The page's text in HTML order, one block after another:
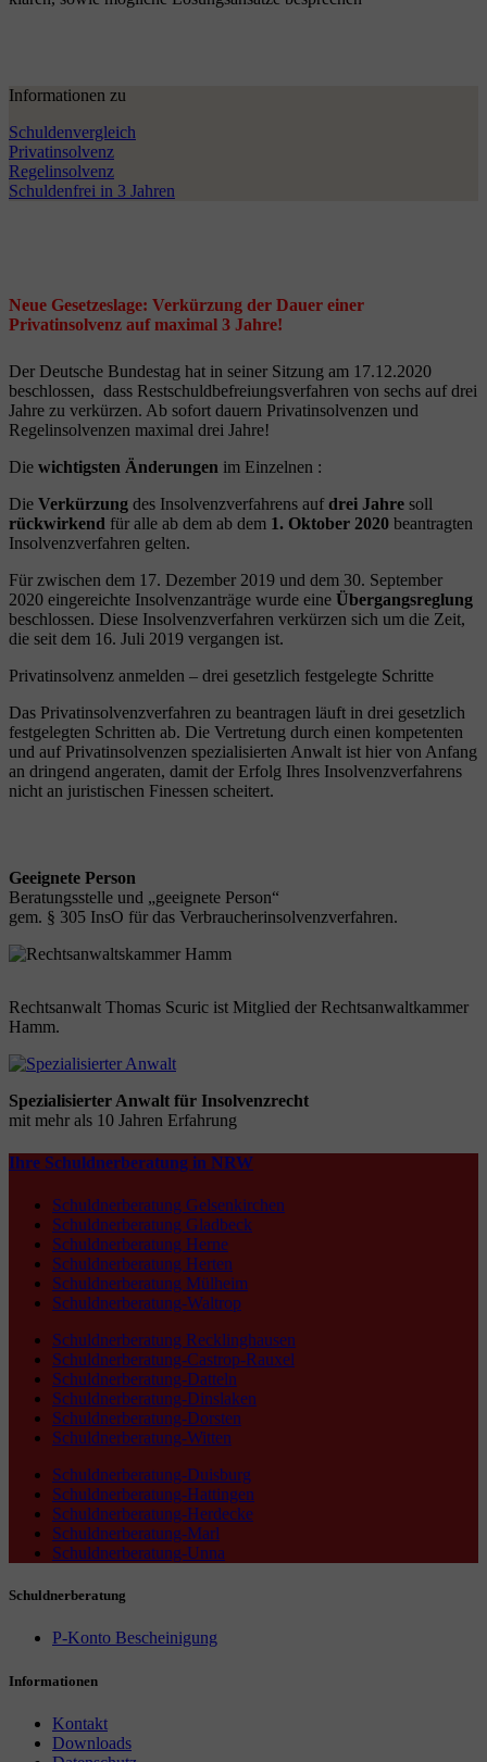
Informationen zu
Schuldenvergleich
Privatinsolvenz
Regelinsolvenz
Schuldenfrei in 3 Jahren
Neue Gesetzeslage: Verkürzung der Dauer einer
Privatinsolvenz auf maximal 3 Jahre!
Der Deutsche Bundestag hat in seiner Sitzung am 17.12.2020
beschlossen, dass Restschuldbefreiungsverfahren von sechs auf drei
Jahre zu verkürzen. Ab sofort dauern Privatinsolvenzen und
Regelinsolvenzen maximal drei Jahre!
Die wichtigsten Änderungen im Einzelnen :
Die Verkürzung des Insolvenzverfahrens aufdrei Jahre soll
rückwirkend für alle ab dem ab dem 1. Oktober 2020 beantragten
Insolvenzverfahren gelten.
Für zwischen dem 17. Dezember 2019 und dem 30. September
2020 eingereichte Insolvenzanträge wurde eine Übergangsreglung
beschlossen. Diese Insolvenzverfahren verkürzen sich um die Zeit,
die seit dem 16. Juli 2019 vergangen ist.
Privatinsolvenz anmelden – drei gesetzlich festgelegte Schritte
Das Privatinsolvenzverfahren zu beantragen läuft in drei gesetzlich
festgelegten Schritten ab. Die Vertretung durch einen kompetenten
und auf Privatinsolvenzen spezialisierten Anwalt ist hier von Anfang
an dringend angeraten, damit der Erfolg Ihres Insolvenzverfahrens
nicht an juristischen Finessen scheitert.
Geeignete Person
Beratungsstelle und „geeignete Person“
gem. § 305 InsO für das Verbraucherinsolvenzverfahren.
Rechtsanwalt Thomas Scuric ist Mitglied der Rechtsanwaltkammer
Hamm.
Spezialisierter Anwalt für Insolvenzrecht
mit mehr als 10 Jahren Erfahrung
Ihre Schuldnerberatung in NRW
Schuldnerberatung Gelsenkirchen
Schuldnerberatung Gladbeck
Schuldnerberatung Herne
Schuldnerberatung Herten
Schuldnerberatung Mülheim
Schuldnerberatung-Waltrop
Schuldnerberatung Recklinghausen
Schuldnerberatung-Castrop-Rauxel
Schuldnerberatung-Datteln
Schuldnerberatung-Dinslaken
Schuldnerberatung-Dorsten
Schuldnerberatung-Witten
Schuldnerberatung-Duisburg
Schuldnerberatung-Hattingen
Schuldnerberatung-Herdecke
Schuldnerberatung-Marl
Schuldnerberatung-Unna
Schuldnerberatung
P-Konto Bescheinigung
Informationen
Kontakt
Downloads